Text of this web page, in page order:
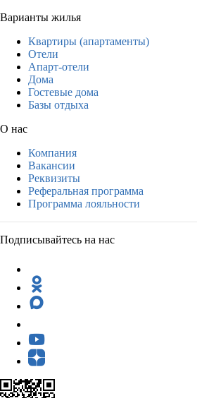
Варианты жилья
Квартиры (апартаменты)
Отели
Апарт-отели
Дома
Гостевые дома
Базы отдыха
О нас
Компания
Вакансии
Реквизиты
Реферальная программа
Программа лояльности
Подписывайтесь на нас